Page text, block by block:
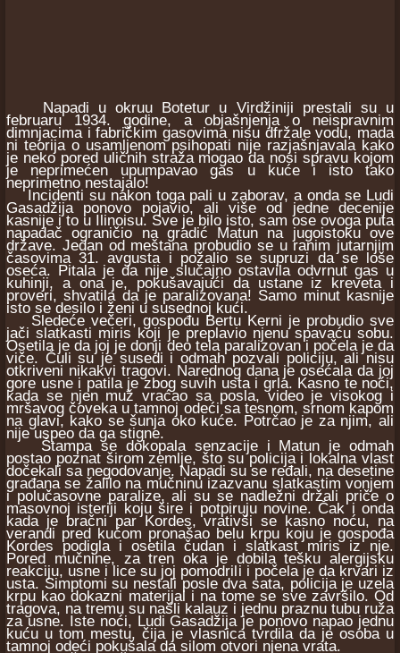
Napadi u okruu Botetur u Virdžiniji prestali su u
februaru 1934. godine, a objašnjenja o neispravnim
dimnjacima i fabričkim gasovima nisu dfržale vodu, mada
ni teorija o usamljenom psihopati nije razjašnjavala kako
je neko pored uličnih straža mogao da nosi spravu kojom
je neprimećen upumpavao gas u kuće i isto tako
neprimetno nestajalo!
Incidenti su nakon toga pali u zaborav, a onda se Ludi
Gasadžija ponovo pojavio, ali više od jedne decenije
kasnije i to u Ilinoisu. Sve je bilo isto, sam ose ovoga puta
napadač ograničio na gradić Matun na jugoistoku ove
države. Jedan od meštana probudio se u ranim jutarnjim
časovima 31. avgusta i požalio se supruzi da se loše
oseća. Pitala je da nije slučajno ostavila odvrnut gas u
kuhinji, a ona je, pokušavajući da ustane iz kreveta i
proveri, shvatila da je paralizovana! Samo minut kasnije
isto se desilo i ženi u susednoj kući.
Sledeće večeri, gospođu Bertu Kerni je probudio sve
jači slatkasti miris koji je preplavio njenu spavaću sobu.
Osetila je da joj je donji deo tela paralizovan i počela je da
viče. Čuli su je susedi i odmah pozvali policiju, ali nisu
otkriveni nikakvi tragovi. Narednog dana je osećala da joj
gore usne i patila je zbog suvih usta i grla. Kasno te noći,
kada se njen muž vraćao sa posla, video je visokog i
mršavog čoveka u tamnoj odeći sa tesnom, srnom kapom
na glavi, kako se šunja oko kuće. Potrčao je za njim, ali
nije uspeo da ga stigne.
Štampa se dokopala senzacije i Matun je odmah
postao poznat širom zemlje, što su policija i lokalna vlast
dočekali sa negodovanje. Napadi su se ređali, na desetine
građana se žalilo na mučninu izazvanu slatkastim vonjem
i polučasovne paralize, ali su se nadležni držali priče o
masovnoj isteriji koju šire i potpiruju novine. Čak i onda
kada je bračni par Kordes, vrativši se kasno noću, na
verandi pred kućom pronašao belu krpu koju je gospođa
Kordes podigla i osetila čudan i slatkast miris iz nje.
Pored mučnine, za tren oka je dobila tešku alergijsku
reakciju, usne i lice su joj pomodrili i počela je da krvari iz
usta. Simptomi su nestali posle dva sata, policija je uzela
krpu kao dokazni materijal i na tome se sve završilo. Od
tragova, na tremu su našli kalauz i jednu praznu tubu ruža
za usne. Iste noći, Ludi Gasadžija je ponovo napao jednu
kuću u tom mestu, čija je vlasnica tvrdila da je osoba u
tamnoj odeći pokušala da silom otvori njena vrata.